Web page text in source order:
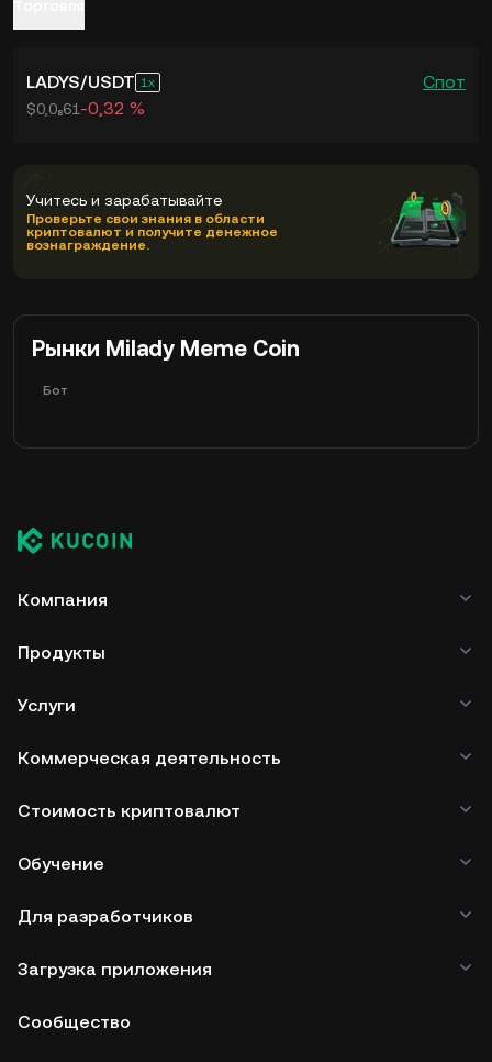
LADYS/USDT 1 Спот
$0,0₈61 -0,32 %
Учитесь и зарабатывайте
Проверьте свои знания в области
криптовалют и получите денежное
вознаграждение.
Рынки Milady Meme Coin
Бот
Компания
Продукты
Услуги
Коммерческая деятельность
Стоимость криптовалют
Обучение
Для разработчиков
Загрузка приложения
Сообщество